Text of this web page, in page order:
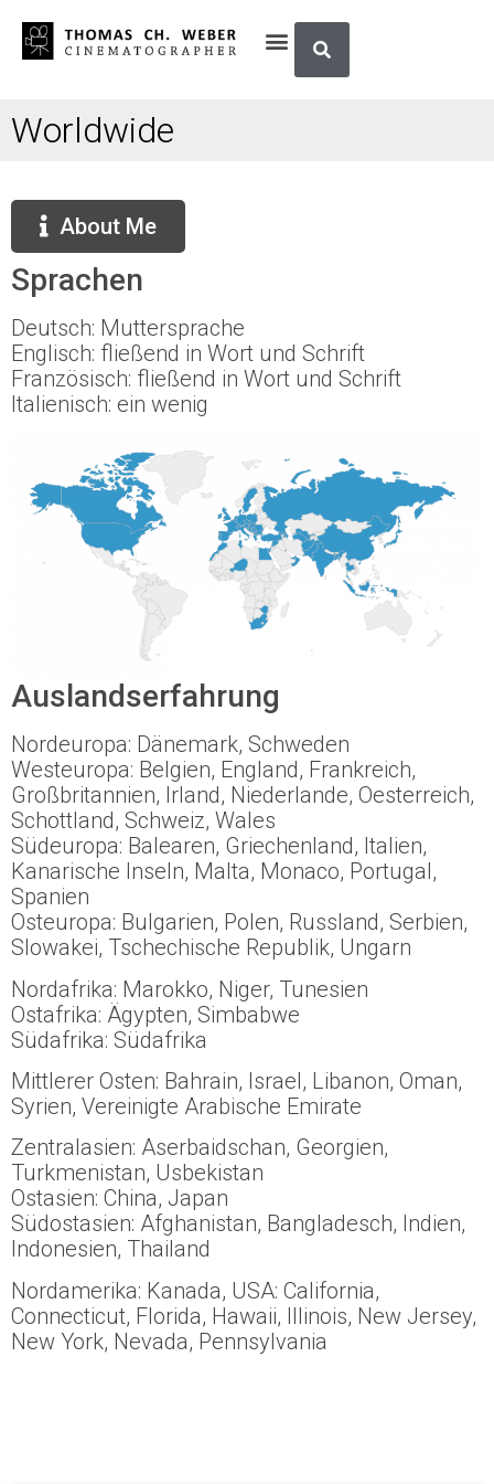
Worldwide
About Me
Sprachen
Deutsch: Muttersprache
Englisch: fließend in Wort und Schrift
Französisch: fließend in Wort und Schrift
Italienisch: ein wenig
Auslandserfahrung
Nordeuropa: Dänemark, Schweden
Westeuropa: Belgien, England, Frankreich,
Großbritannien, Irland, Niederlande, Oesterreich,
Schottland, Schweiz, Wales
Südeuropa: Balearen, Griechenland, Italien,
Kanarische Inseln, Malta, Monaco, Portugal,
Spanien
Osteuropa: Bulgarien, Polen, Russland, Serbien,
Slowakei, Tschechische Republik, Ungarn
Nordafrika: Marokko, Niger, Tunesien
Ostafrika: Ägypten, Simbabwe
Südafrika: Südafrika
Mittlerer Osten: Bahrain, Israel, Libanon, Oman,
Syrien, Vereinigte Arabische Emirate
Zentralasien: Aserbaidschan, Georgien,
Turkmenistan, Usbekistan
Ostasien: China, Japan
Südostasien: Afghanistan, Bangladesch, Indien,
Indonesien, Thailand
Nordamerika: Kanada, USA: California,
Connecticut, Florida, Hawaii, Illinois, New Jersey,
New York, Nevada, Pennsylvania